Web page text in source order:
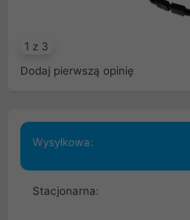
1 z 3
Dodaj pierwszą opinię
Wysyłkowa:
Stacjonarna: